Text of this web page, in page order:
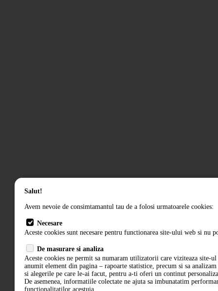
Salut!
Avem nevoie de consimtamantul tau de a folosi urmatoarele cookies:
Necesare
Aceste cookies sunt necesare pentru functionarea site-ului web si nu
De masurare si analiza
Aceste cookies ne permit sa numaram utilizatorii care viziteaza site-ul
anumit element din pagina – rapoarte statistice, precum si sa
si alegerile pe care le-ai facut, pentru a-ti oferi un continut
De asemenea, informatiile colectate ne ajuta sa imbunatatim
functionalitatilor acestuia.